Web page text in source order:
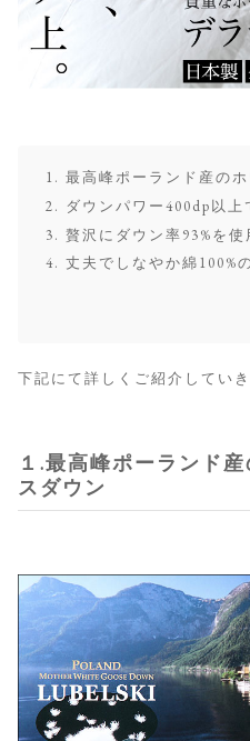
最高峰ポーランド産の
ダウンパワー400dp以
贅沢にダウン率93%を使
丈夫でしなやか綿100%
下記にて詳しくご紹介していき
１.最高峰ポーランド
スダウン